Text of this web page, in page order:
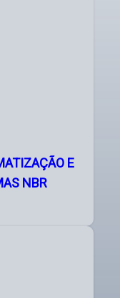
E
NBR